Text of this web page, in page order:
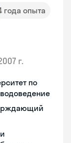
года опыта
г.
по